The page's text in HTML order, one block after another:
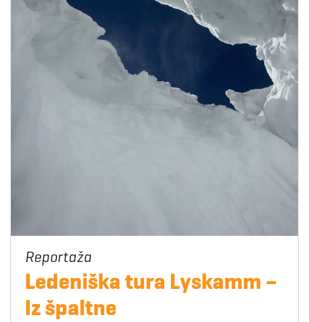
Ledeniška tura Lyskamm –
Iz špaltne